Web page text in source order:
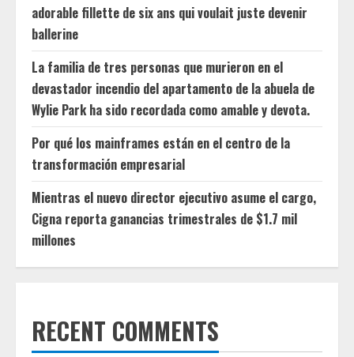
adorable fillette de six ans qui voulait juste devenir
ballerine
La familia de tres personas que murieron en el
devastador incendio del apartamento de la abuela de
Wylie Park ha sido recordada como amable y devota.
Por qué los mainframes están en el centro de la
transformación empresarial
Mientras el nuevo director ejecutivo asume el cargo,
Cigna reporta ganancias trimestrales de $1.7 mil
millones
RECENT COMMENTS